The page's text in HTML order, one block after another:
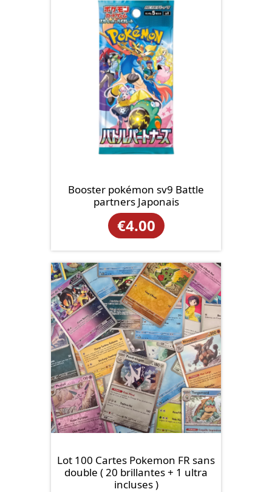
Booster pokémon sv9 Battle
partners Japonais
€4.00
Lot 100 Cartes Pokemon FR sans
double ( 20 brillantes + 1 ultra
incluses )